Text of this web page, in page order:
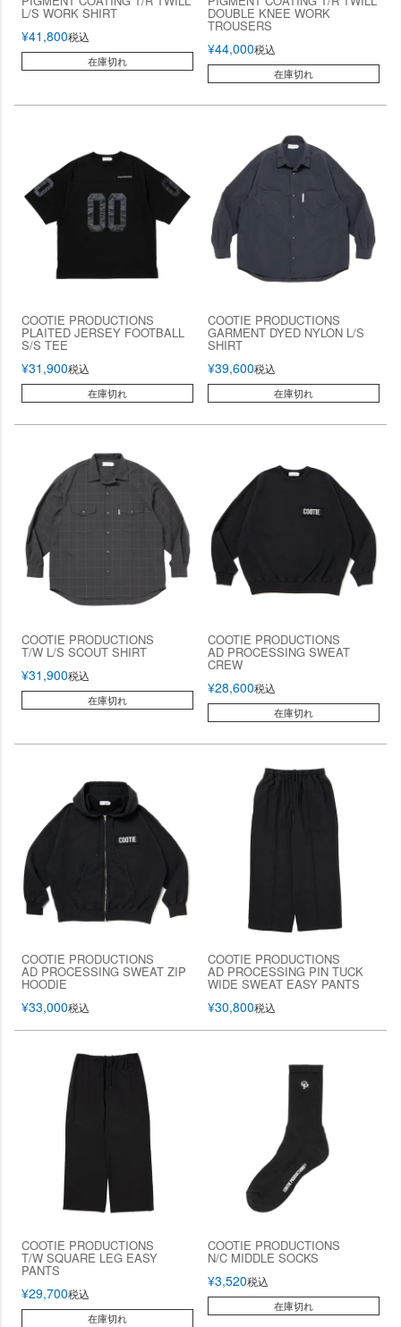
L/S WORK SHIRT
¥41,800税込
在庫切れ
DOUBLE KNEE WORK
TROUSERS
¥44,000税込
在庫切れ
COOTIE PRODUCTIONS
PLAITED JERSEY FOOTBALL
S/S TEE
¥31,900税込
在庫切れ
COOTIE PRODUCTIONS
GARMENT DYED NYLON L/S
SHIRT
¥39,600税込
在庫切れ
COOTIE PRODUCTIONS
T/W L/S SCOUT SHIRT
¥31,900税込
在庫切れ
COOTIE PRODUCTIONS
AD PROCESSING SWEAT
CREW
¥28,600税込
在庫切れ
COOTIE PRODUCTIONS
AD PROCESSING SWEAT ZIP
HOODIE
¥33,000税込
COOTIE PRODUCTIONS
AD PROCESSING PIN TUCK
WIDE SWEAT EASY PANTS
¥30,800税込
COOTIE PRODUCTIONS
T/W SQUARE LEG EASY
PANTS
¥29,700税込
在庫切れ
COOTIE PRODUCTIONS
N/C MIDDLE SOCKS
¥3,520税込
在庫切れ